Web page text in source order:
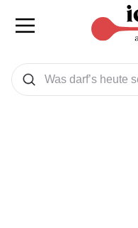
Was wollen Sie suchen
Suchen